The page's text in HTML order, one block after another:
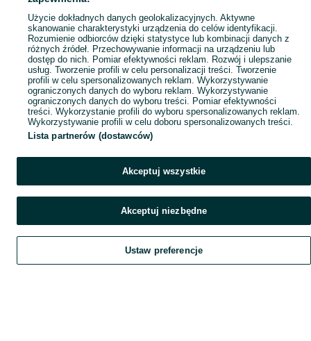
Popularne wyszukiwania
Szukaj Obserwujesz Dodaj Czat Konto
Użycie dokładnych danych geolokalizacyjnych. Aktywne
skanowanie charakterystyki urządzenia do celów identyfikacji.
Rozumienie odbiorców dzięki statystyce lub kombinacji danych z
różnych źródeł. Przechowywanie informacji na urządzeniu lub
dostęp do nich. Pomiar efektywności reklam. Rozwój i ulepszanie
usług. Tworzenie profili w celu personalizacji treści. Tworzenie
profili w celu spersonalizowanych reklam. Wykorzystywanie
ograniczonych danych do wyboru reklam. Wykorzystywanie
ograniczonych danych do wyboru treści. Pomiar efektywności
treści. Wykorzystanie profili do wyboru spersonalizowanych reklam.
Wykorzystywanie profili w celu doboru spersonalizowanych treści.
Lista partnerów (dostawców)
Akceptuj wszystkie
Akceptuj niezbędne
Ustaw preferencje